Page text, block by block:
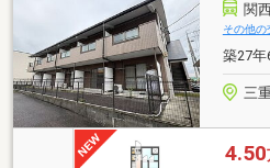
関
その他の
築27年
三
4.50